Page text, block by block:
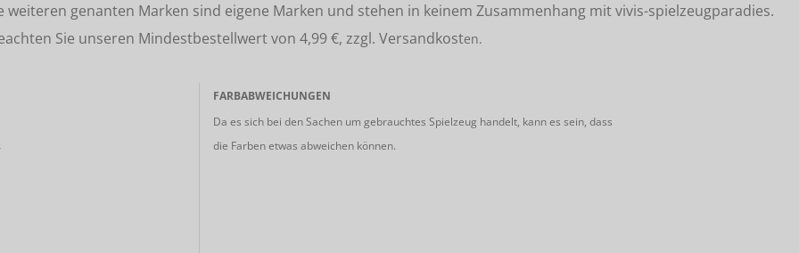
genanten Marken sind eigene Marken und stehen in keinem Zusammenhang mit vivis-spielzeugparadies.
Sie unseren Mindestbestellwert von 4,99 €, zzgl. Versandkosten.
FARBABWEICHUNGEN
Da es sich bei den Sachen um gebrauchtes Spielzeug handelt, kann es sein, dass
die Farben etwas abweichen können.